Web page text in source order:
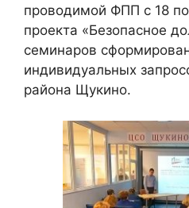
проводимой ФПП с 18
проекта «Безопасное
семинаров
индивидуальных
района Щукино.